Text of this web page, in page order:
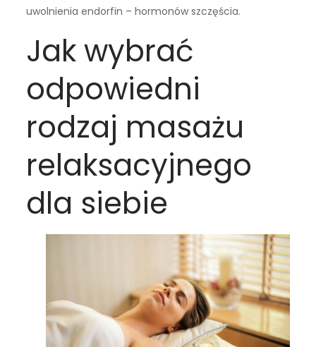
uwolnienia endorfin – hormonów szczęścia.
Jak wybrać
odpowiedni
rodzaj masażu
relaksacyjnego
dla siebie